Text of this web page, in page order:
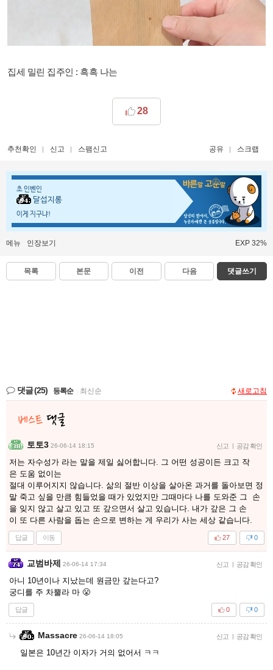
집세 밀린 집주인 : 흑흑 나는
28
추천확인 신고 스팸신고 공유 스크랩
초 인벤인
달섭지롱
이게 지구냐!
메뉴 인장보기 EXP 32%
목록 본문 이전 다음 댓글쓰기
댓글(25) 등록순 최신순 새로고침
토토3 26-06-14 18:15 신고 | 공감 확인
저는 자수성가 라는 말을 제일 싫어합니다. 그 어떤 성공이든 크고 작
은 도움 없이는
절대 이루어지지 않습니다. 삶의 절반 이상을 살아온 과거를 돌아보면 정
말 죽고 싶을 만큼 힘들었을 때가 있었지만 그때마다 나를 도와준 그 손
을 잊지 않고 살고 있고 또 갚으면서 살고 있습니다. 내가 갚은 그 손
이 또 다른 사람을 돕는 손으로 변하는 게 우리가 사는 세상 같습니다.
답글 이동 0
27
교범바제 26-06-14 17:34 신고 | 공감 확인
아니 10년이나 지났는데 원금만 갚는다고?
궁디를 주 차뿔라 마 😤
답글 0
0
Massacre 26-06-14 18:05 신고 | 공감 확인
일본은 10년간 이자가 거의 없어서 ㅋㅋ